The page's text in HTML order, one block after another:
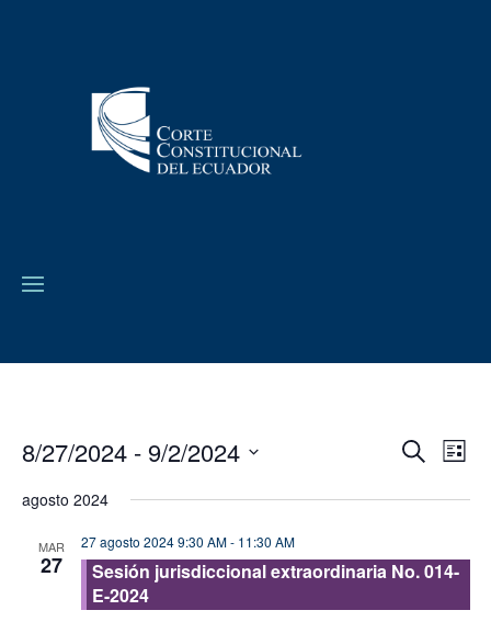
vistas
de
Buscar
Lista
8/27/2024 - 9/2/2024
fecha.
agosto 2024
MAR
27
27 agosto 2024 9:30 AM- 11:30 AM
Sesión jurisdiccional extraordinaria No. 014-
E-2024